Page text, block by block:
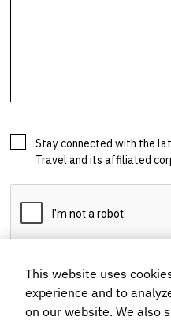
This website uses
experience and to
on our website. We also